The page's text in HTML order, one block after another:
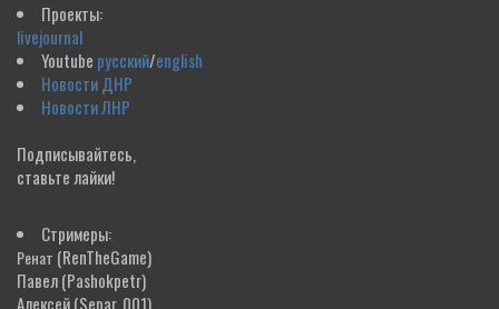
Проекты:
livejournal
Youtube русский/english
Новости ДНР
Новости ЛНР
Подписывайтесь,
ставьте лайки!
Стримеры:
Ренат (RenTheGame)
Павел(Pashokpetr)
Алексей(Separ_001)